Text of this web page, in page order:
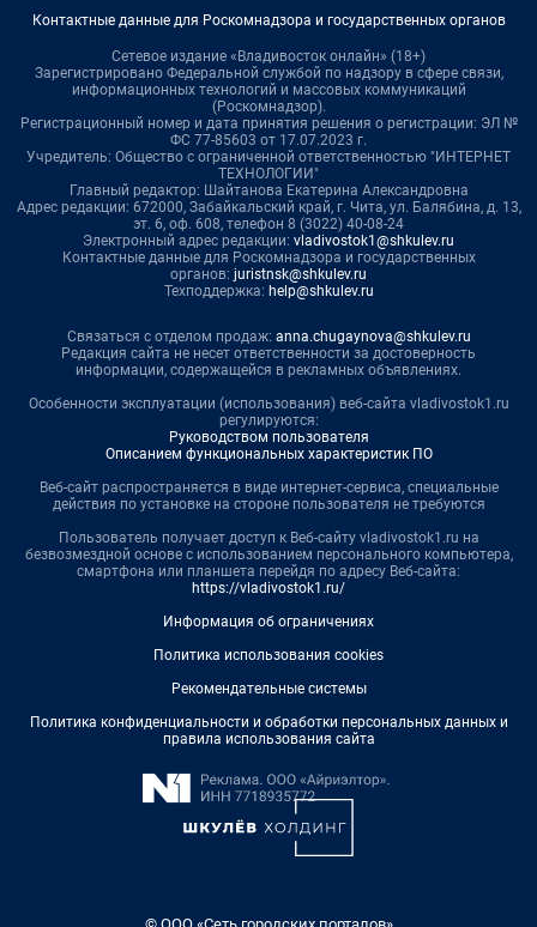
Контактные данные для Роскомнадзора и государственных органов
Сетевое издание «Владивосток онлайн» (18+)
Зарегистрировано Федеральной службой по надзору в сфере связи,
информационных технологий и массовых коммуникаций
(Роскомнадзор).
Регистрационный номер и дата принятия решения о регистрации: ЭЛ №
ФС 77-85603 от 17.07.2023 г.
Учредитель: Общество с ограниченной ответственностью "ИНТЕРНЕТ
ТЕХНОЛОГИИ"
Главный редактор: Шайтанова Екатерина Александровна
Адрес редакции: 672000, Забайкальский край, г. Чита, ул. Балябина, д. 13,
эт. 6, оф. 608, телефон 8 (3022) 40-08-24
Электронный адрес редакции: vladivostok1@shkulev.ru
Контактные данные для Роскомнадзора и государственных
органов: juristnsk@shkulev.ru
Техподдержка: help@shkulev.ru
Связаться с отделом продаж: anna.chugaynova@shkulev.ru
Редакция сайта не несет ответственности за достоверность
информации, содержащейся в рекламных объявлениях.
Особенности эксплуатации (использования) веб-сайта vladivostok1.ru
регулируются:
Руководством пользователя
Описанием функциональных характеристик ПО
Веб-сайт распространяется в виде интернет-сервиса, специальные
действия по установке на стороне пользователя не требуются
Пользователь получает доступ к Веб-сайту vladivostok1.ru на
безвозмездной основе с использованием персонального компьютера,
смартфона или планшета перейдя по адресу Веб-сайта:
https://vladivostok1.ru/
Информация об ограничениях
Политика использования cookies
Рекомендательные системы
Политика конфиденциальности и обработки персональных данных и
правила использования сайта